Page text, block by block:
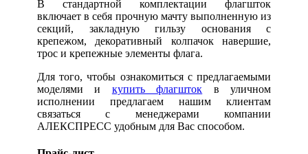
В стандартной комплектации флагшток
включает в себя прочную мачту выполненную из
секций, закладную гильзу основания с
крепежом, декоративный колпачок навершие,
трос и крепежные элементы флага.
Для того, чтобы ознакомиться с предлагаемыми
моделями и купить флагшток в уличном
исполнении предлагаем нашим клиентам
связаться с менеджерами компании
АЛЕКСПРЕСС удобным для Вас способом.